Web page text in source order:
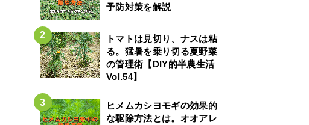
予防対策を解説
トマトは見切り、ナスは粘
る。猛暑を乗り切る夏野菜
の管理術【DIY的半農生活
Vol.54】
ヒメムカシヨモギの効果的
な駆除方法とは。オオアレ